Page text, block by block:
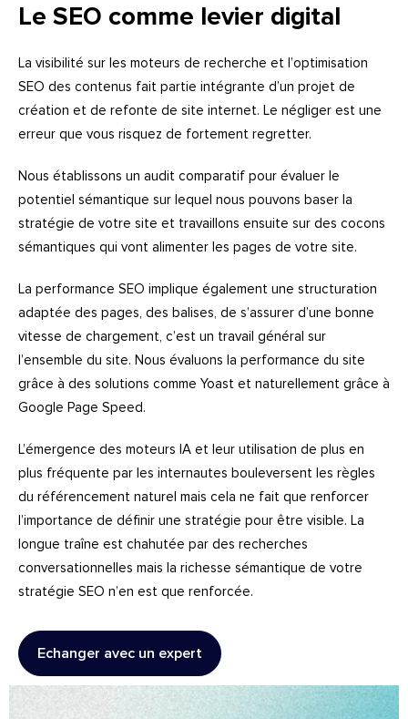
Le SEO comme levier digital
La visibilité sur les moteurs de recherche et l’optimisation
SEO des contenus fait partie intégrante d’un projet de
création et de refonte de site internet. Le négliger est une
erreur que vous risquez de fortement regretter.
Nous établissons un audit comparatif pour évaluer le
potentiel sémantique sur lequel nous pouvons baser la
stratégie de votre site et travaillons ensuite sur des cocons
sémantiques qui vont alimenter les pages de votre site.
La performance SEO implique également une structuration
adaptée des pages, des balises, de s’assurer d’une bonne
vitesse de chargement, c’est un travail général sur
l’ensemble du site. Nous évaluons la performance du site
grâce à des solutions comme Yoast et naturellement grâce à
Google Page Speed.
L’émergence des moteurs IA et leur utilisation de plus en
plus fréquente par les internautes bouleversent les règles
du référencement naturel mais cela ne fait que renforcer
l’importance de définir une stratégie pour être visible. La
longue traîne est chahutée par des recherches
conversationnelles mais la richesse sémantique de votre
stratégie SEO n’en est que renforcée.
Echanger avec un expert